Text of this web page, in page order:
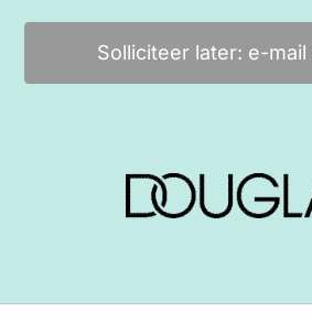
Solliciteer later: e-